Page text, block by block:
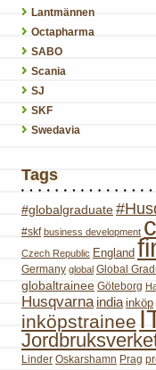
Lantmännen
Octapharma
SABO
Scania
SJ
SKF
Swedavia
Tags
#globalgraduate
#skf business development
Czech Republic England
Germany global Global
globaltrainee Göteborg
Husqvarna india inköp
inköpstrainee
Linder Oskarshamn Prag